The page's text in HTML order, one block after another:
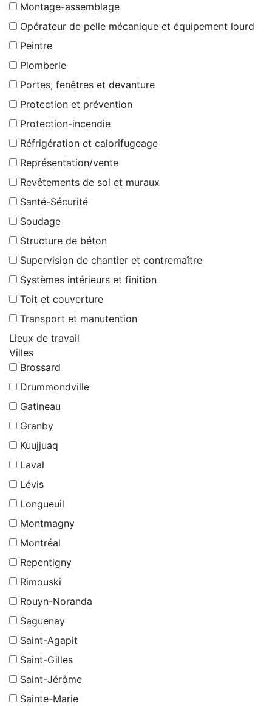
Montage-assemblage
Opérateur de pelle mécanique et équipement lourd
Peintre
Plomberie
Portes, fenêtres et devanture
Protection et prévention
Protection-incendie
Réfrigération et calorifugeage
Représentation/vente
Revêtements de sol et muraux
Santé-Sécurité
Soudage
Structure de béton
Supervision de chantier et contremaître
Systèmes intérieurs et finition
Toit et couverture
Transport et manutention
Lieux de travail
Villes
Brossard
Drummondville
Gatineau
Granby
Kuujjuaq
Laval
Lévis
Longueuil
Montmagny
Montréal
Repentigny
Rimouski
Rouyn-Noranda
Saguenay
Saint-Agapit
Saint-Gilles
Saint-Jérôme
Sainte-Marie